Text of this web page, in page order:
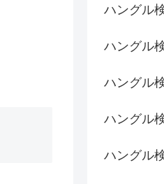
ハングル
ハングル
ハングル
ハングル
ハングル